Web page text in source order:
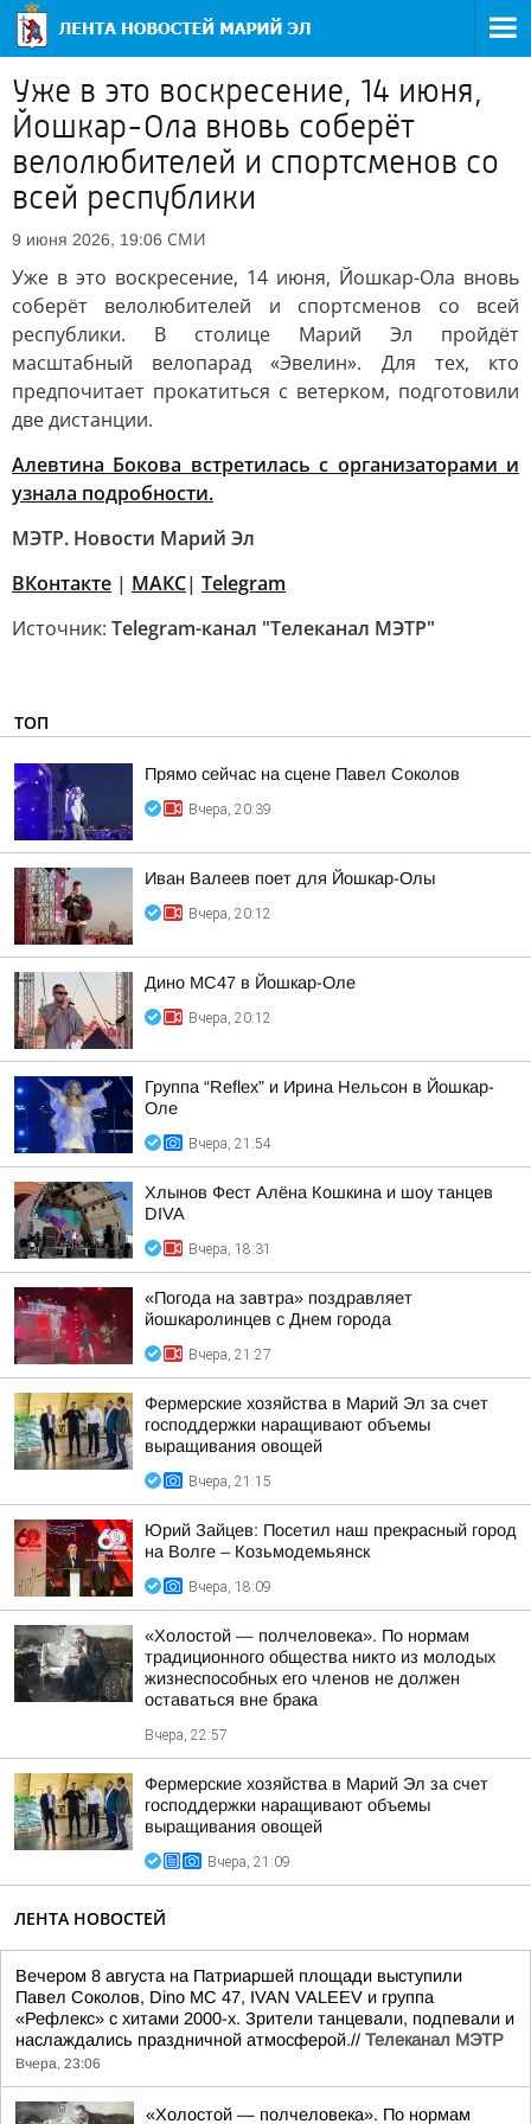
Уже в это воскресение, 14 июня,
Йошкар-Ола вновь соберёт
велолюбителей и спортсменов со
всей республики
9 июня 2026, 19:06 СМИ
Уже в это воскресение, 14 июня, Йошкар-Ола вновь
соберёт велолюбителей и спортсменов со всей
республики. В столице Марий Эл пройдёт
масштабный велопарад «Эвелин». Для тех, кто
предпочитает прокатиться с ветерком, подготовили
две дистанции.
Алевтина Бокова встретилась с организаторами и
узнала подробности.
МЭТР. Новости Марий Эл
ВКонтакте | MAКС| Telegram
Источник: Telegram-канал "Телеканал МЭТР"
ТОП
Прямо сейчас на сцене Павел Соколов
Вчера, 20:39
Иван Валеев поет для Йошкар-Олы
Вчера, 20:12
Дино МС47 в Йошкар-Оле
Вчера, 20:12
Группа “Reflex” и Ирина Нельсон в Йошкар-
Оле
Вчера, 21:54
Хлынов Фест Алёна Кошкина и шоу танцев
DIVA
Вчера, 18:31
«Погода на завтра» поздравляет
йошкаролинцев с Днем города
Вчера, 21:27
Фермерские хозяйства в Марий Эл за счет
господдержки наращивают объемы
выращивания овощей
Вчера, 21:15
Юрий Зайцев: Посетил наш прекрасный город
на Волге – Козьмодемьянск
Вчера, 18:09
«Холостой — полчеловека». По нормам
традиционного общества никто из молодых
жизнеспособных его членов не должен
оставаться вне брака
Вчера, 22:57
Фермерские хозяйства в Марий Эл за счет
господдержки наращивают объемы
выращивания овощей
Вчера, 21:09
ЛЕНТА НОВОСТЕЙ
Вечером 8 августа на Патриаршей площади выступили
Павел Соколов, Dino MC 47, IVAN VALEEV и группа
«Рефлекс» с хитами 2000-х. Зрители танцевали, подпевали и
наслаждались праздничной атмосферой.// Телеканал МЭТР
Вчера, 23:06
«Холостой — полчеловека». По нормам